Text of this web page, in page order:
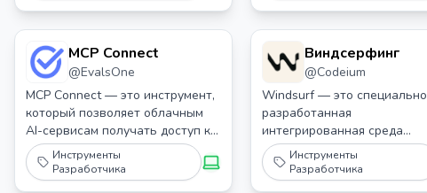
определением окружения и
кроссплатформенной
совместимостью.
MCP Connect
@EvalsOne
MCP Connect — это инструмент,
который позволяет облачным
AI-сервисам получать доступ к
локальным серверам Model
Context Protocol (MCP),
основанным на Stdio, устраняя
Инструменты
Разработчика
Виндсерфинг
@Codeium
Windsurf — это специально
разработанная
интегрированная среда
разработки (IDE),
предназначенная для
улучшения опыта
Инструменты
Разработчика